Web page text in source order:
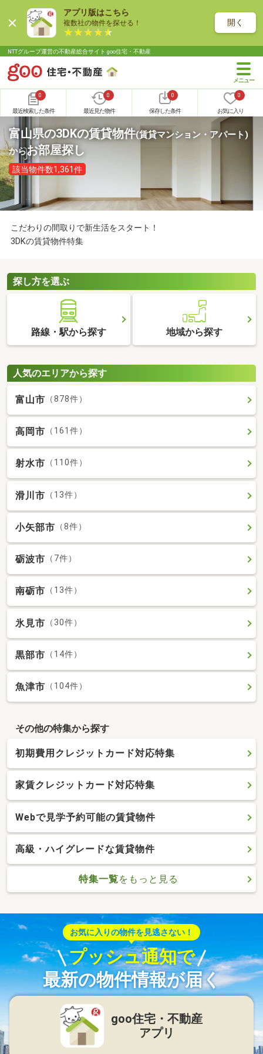
アプリ版はこちら
複数社の物件を探せる！ 開く
NTTグループ運営の不動産総合サイト goo住宅・不動産
0
最近検索した条件
0
最近見た物件
0
保存した条件
0
お気に入り
富山県の3DKの賃貸物件(賃貸マンション・アパート)
からお部屋探し
該当物件数1,361件
こだわりの間取りで新生活をスタート！
3DKの賃貸物件特集
探し方を選ぶ
路線・駅から探す 地域から探す
人気のエリアから探す
富山市 （878件）
高岡市 （161件）
射水市 （110件）
滑川市 （13件）
小矢部市 （8件）
砺波市 （7件）
南砺市 （13件）
氷見市 （30件）
黒部市 （14件）
魚津市 （104件）
その他の特集から探す
初期費用クレジットカード対応特集
家賃クレジットカード対応特集
Webで見学予約可能の賃貸物件
高級・ハイグレードな賃貸物件
特集一覧をもっと見る
お気に入りの物件を見逃さない！
プッシュ通知で
最新の物件情報が届く
goo住宅・不動産
アプリ